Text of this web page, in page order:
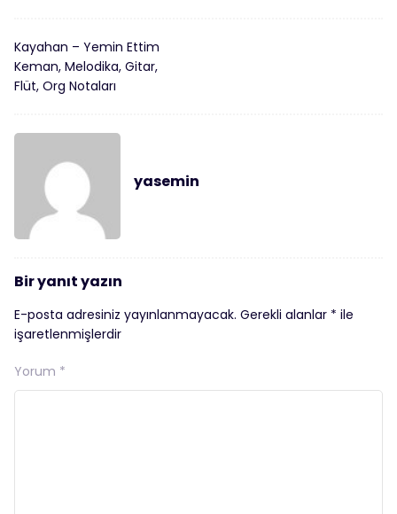
Kayahan – Yemin Ettim
Keman, Melodika, Gitar,
Flüt, Org Notaları
yasemin
Bir yanıt yazın
E-posta adresiniz yayınlanmayacak. Gerekli alanlar * ile
işaretlenmişlerdir
Yorum *